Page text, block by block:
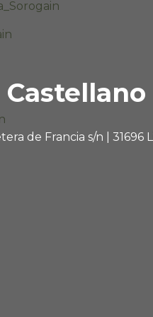
Castellano
de Francia s/n | 31696